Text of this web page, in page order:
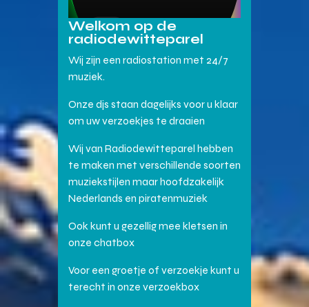
Welkom op de
radiodewitteparel
Wij zijn een radiostation met 24/7
muziek.
Onze djs staan dagelijks voor u klaar
om uw verzoekjes te draaien
Wij van Radiodewitteparel hebben
te maken met verschillende soorten
muziekstijlen maar hoofdzakelijk
Nederlands en piratenmuziek
Ook kunt u gezellig mee kletsen in
onze chatbox
Voor een groetje of verzoekje kunt u
terecht in onze verzoekbox